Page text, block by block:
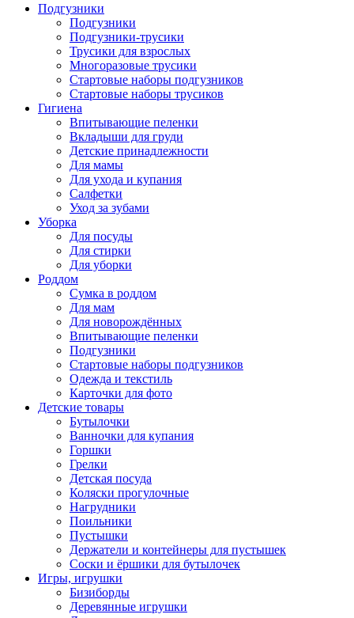
Подгузники
Подгузники
Подгузники-трусики
Трусики для взрослых
Многоразовые трусики
Стартовые наборы подгузников
Стартовые наборы трусиков
Гигиена
Впитывающие пеленки
Вкладыши для груди
Детские принадлежности
Для мамы
Для ухода и купания
Салфетки
Уход за зубами
Уборка
Для посуды
Для стирки
Для уборки
Роддом
Сумка в роддом
Для мам
Для новорождённых
Впитывающие пеленки
Подгузники
Стартовые наборы подгузников
Одежда и текстиль
Карточки для фото
Детские товары
Бутылочки
Ванночки для купания
Горшки
Грелки
Детская посуда
Коляски прогулочные
Нагрудники
Поильники
Пустышки
Держатели и контейнеры для пустышек
Соски и ёршики для бутылочек
Игры, игрушки
Бизиборды
Деревянные игрушки